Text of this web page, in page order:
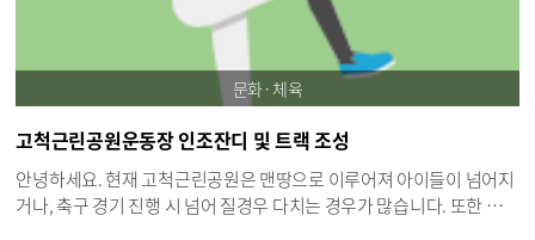
제공하여 시민에게 환경의 중요성을 일깨워야한다. 제안근거: 1. 지속
가능발전목표(UN-SDGs) : 기후변화 대응, 육상생태계 보전 2. 환경교
육진흥법 3. 서울특별시 구로구 환경기본 조례 4. 성남시 환경생태학습
문화·체육
고척근린공원운동장 인조잔디 및 트랙 조성
안녕하세요. 현재 고척근린공원은 맨땅으로 이루어져 아이들이 넘어지
거나, 축구 경기 진행 시 넘어 질경우 다치는 경우가 많습니다. 또한 바람